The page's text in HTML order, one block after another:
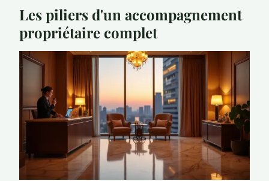
Les piliers d'un accompagnement
propriétaire complet